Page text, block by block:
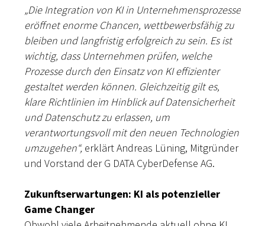
„Die Integration von KI in Unternehmensprozesse
eröffnet enorme Chancen, wettbewerbsfähig zu
bleiben und langfristig erfolgreich zu sein. Es ist
wichtig, dass Unternehmen prüfen, welche
Prozesse durch den Einsatz von KI effizienter
gestaltet werden können. Gleichzeitig gilt es,
klare Richtlinien im Hinblick auf Datensicherheit
und Datenschutz zu erlassen, um
verantwortungsvoll mit den neuen Technologien
umzugehen“, erklärt Andreas Lüning, Mitgründer
und Vorstand der G DATA CyberDefense AG.
Zukunftserwartungen: KI als potenzieller
Game Changer